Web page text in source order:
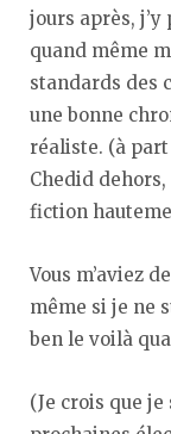
jours après, j’y
quand même
standards des
une bonne
réaliste. (à
Chedid dehors,
fiction
Vous m’aviez
même si je ne
ben le voilà
(Je crois que